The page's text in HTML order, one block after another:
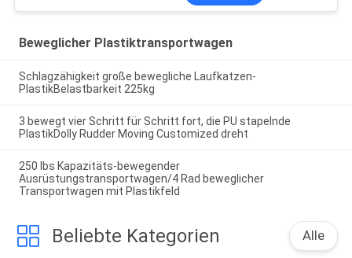
Beweglicher Plastiktransportwagen
Schlagzähigkeit große bewegliche Laufkatzen-
PlastikBelastbarkeit 225kg
3 bewegt vier Schritt für Schritt fort, die PU stapelnde
PlastikDolly Rudder Moving Customized dreht
250 lbs Kapazitäts-bewegender
Ausrüstungstransportwagen/4 Rad beweglicher
Transportwagen mit Plastikfeld
Beliebte Kategorien Alle